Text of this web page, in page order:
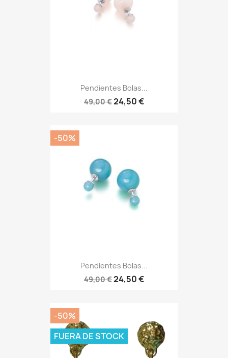
Pendientes Bolas...
49,00 €24,50 €
Pendientes Bolas...
49,00 €24,50 €
-50%
-50%
FUERA DE STOCK